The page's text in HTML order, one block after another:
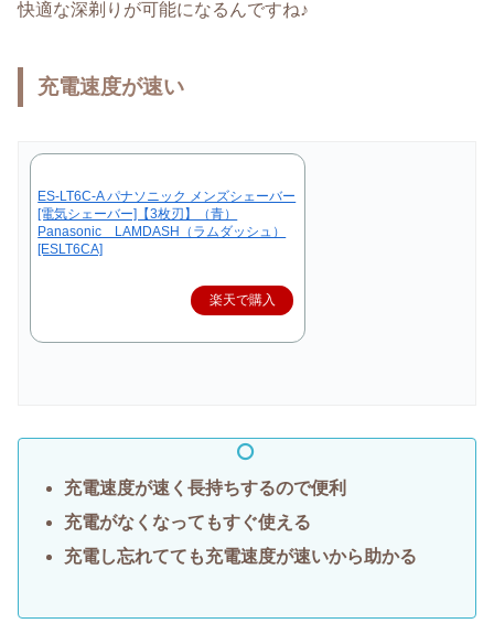
快適な深剃りが可能になるんですね♪
充電速度が速い
ES-LT6C-A パナソニック メンズシェーバー
[電気シェーバー]【3枚刃】（青）
Panasonic LAMDASH（ラムダッシュ）
[ESLT6CA]
楽天で購入
充電速度が速く長持ちするので便利
充電がなくなってもすぐ使える
充電し忘れてても充電速度が速いから助かる